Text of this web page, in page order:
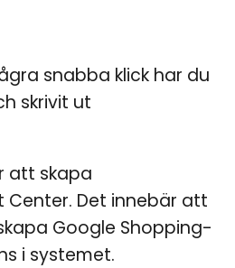
snabba klick har du
skrivit ut
att skapa
Det innebär att
Google Shopping-
i systemet.